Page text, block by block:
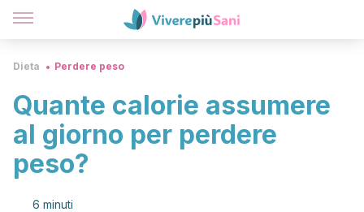
Dieta Perdere peso
Quante calorie assumere
al giorno per perdere
peso?
6 minuti